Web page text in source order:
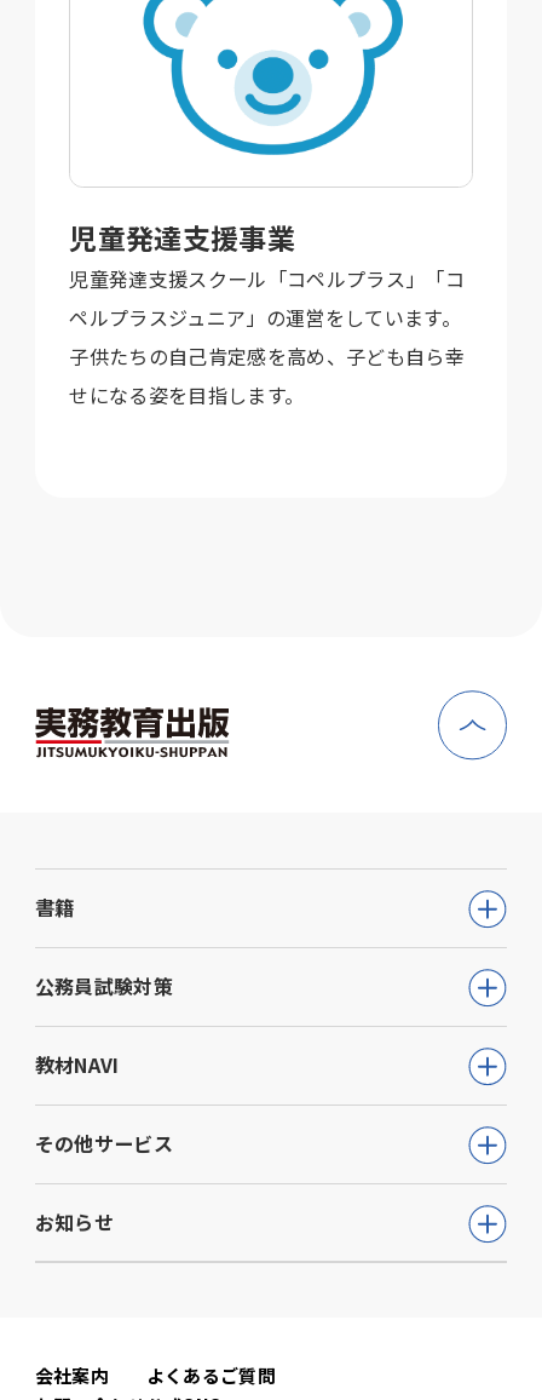
児童発達支援事業
児童発達支援スクール「コペルプラス」「コ
ペルプラスジュニア」の運営をしています。
子供たちの自己肯定感を高め、子ども自ら幸
せになる姿を目指します。
書籍
公務員試験
教員採用試験
就職・資格・検定
教育・学参
ビジネス
生活実用・教養
心理学
公務員試験対策
公務員試験について知る
通信講座
動画で学ぶ【公務員合格】シリーズ
書籍
模擬試験
教材NAVI
高等学校向け事業
大学・短期大学向け事業
専門学校向け事業
中学校向け事業
その他サービス
ウェルネス(心理検査他)
児童発達支援事業
お知らせ
書籍関連
会社案内
よくあるご質問